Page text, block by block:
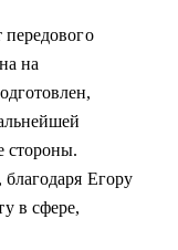
на
стороны.
Егору
в сфере,